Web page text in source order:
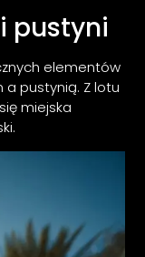
pustyni
elementów
pustynią. Z lotu
miejska